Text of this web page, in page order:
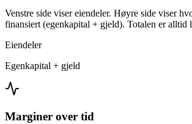
Venstre side viser eiendeler. Høyre side viser
finansiert (egenkapital + gjeld). Totalen er alltid
Eiendeler
Egenkapital + gjeld
Marginer over tid